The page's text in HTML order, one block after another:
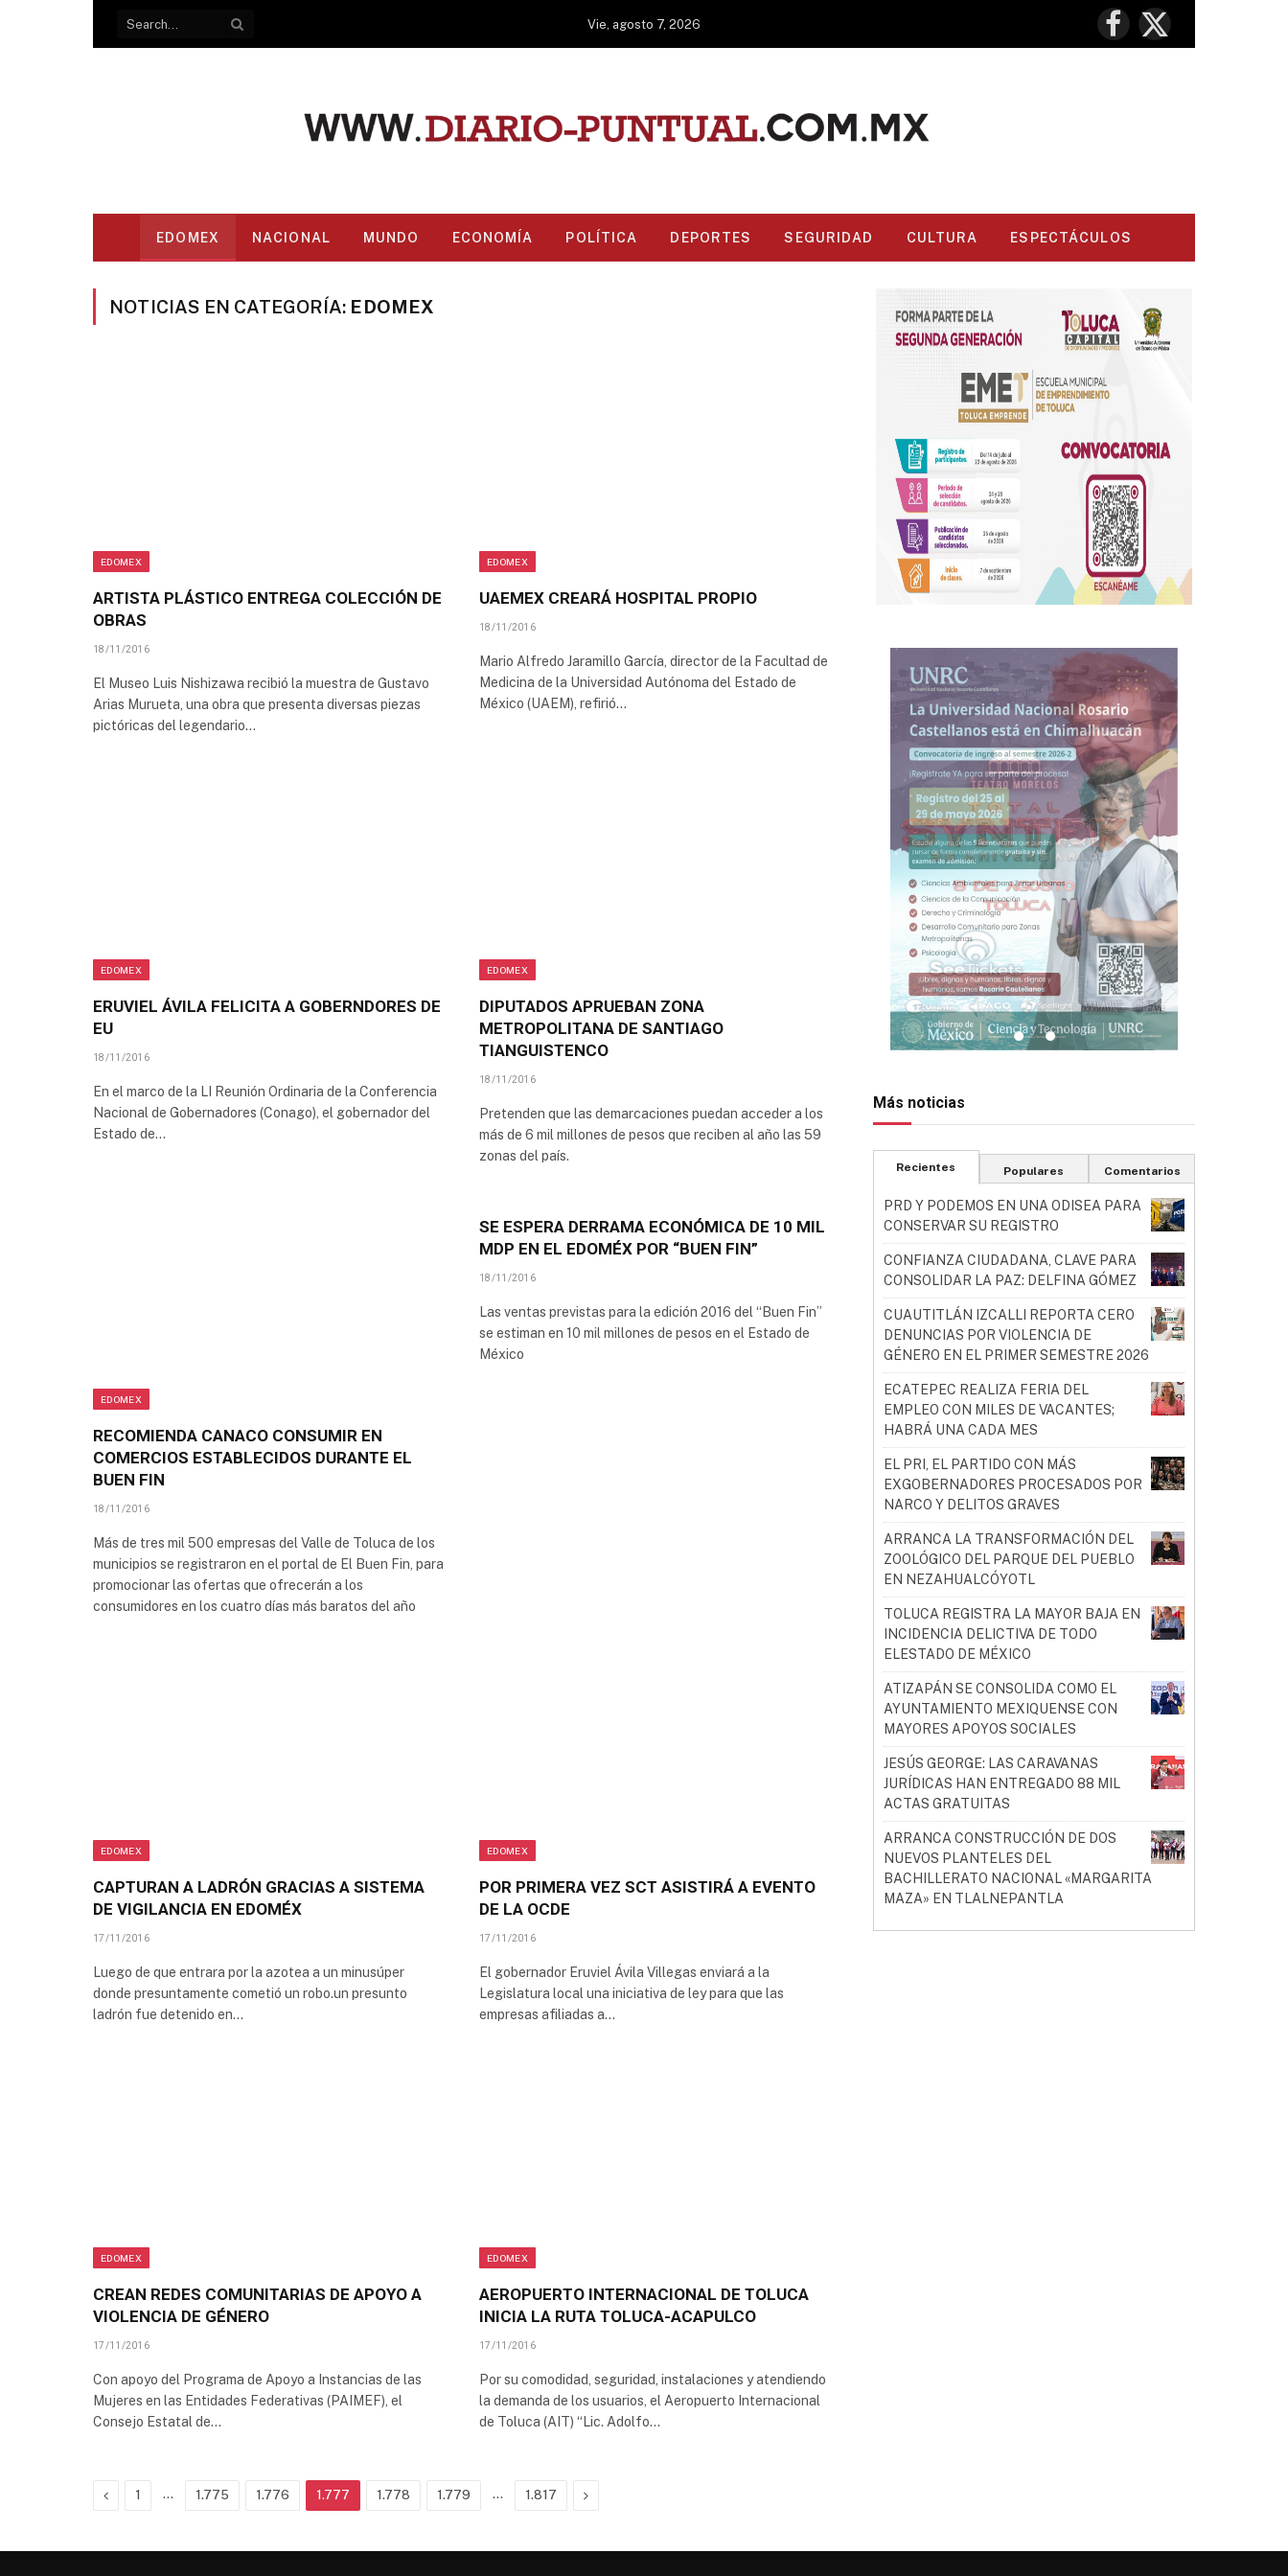
Vie, agosto 7, 2026
Facebook
X
(Twitter)
EDOMEX NACIONAL MUNDO ECONOMÍA POLÍTICA DEPORTES SEGURIDAD CULTURA ESPECTÁCULOS
NOTICIAS EN CATEGORÍA: EDOMEX
EDOMEX
ARTISTA PLÁSTICO ENTREGA COLECCIÓN DE
OBRAS
18/11/2016
El Museo Luis Nishizawa recibió la muestra de Gustavo
Arias Murueta, una obra que presenta diversas piezas
pictóricas del legendario…
EDOMEX
UAEMEX CREARÁ HOSPITAL PROPIO
18/11/2016
Mario Alfredo Jaramillo García, director de la Facultad de
Medicina de la Universidad Autónoma del Estado de
México (UAEM), refirió…
EDOMEX
ERUVIEL ÁVILA FELICITA A GOBERNDORES DE
EU
18/11/2016
En el marco de la LI Reunión Ordinaria de la Conferencia
Nacional de Gobernadores (Conago), el gobernador del
Estado de…
EDOMEX
DIPUTADOS APRUEBAN ZONA
METROPOLITANA DE SANTIAGO
TIANGUISTENCO
18/11/2016
Pretenden que las demarcaciones puedan acceder a los
más de 6 mil millones de pesos que reciben al año las 59
zonas del país.
EDOMEX
RECOMIENDA CANACO CONSUMIR EN
COMERCIOS ESTABLECIDOS DURANTE EL
BUEN FIN
18/11/2016
Más de tres mil 500 empresas del Valle de Toluca de los
municipios se registraron en el portal de El Buen Fin, para
promocionar las ofertas que ofrecerán a los
consumidores en los cuatro días más baratos del año
SE ESPERA DERRAMA ECONÓMICA DE 10 MIL
MDP EN EL EDOMÉX POR “BUEN FIN”
18/11/2016
Las ventas previstas para la edición 2016 del “Buen Fin”
se estiman en 10 mil millones de pesos en el Estado de
México
EDOMEX
CAPTURAN A LADRÓN GRACIAS A SISTEMA
DE VIGILANCIA EN EDOMÉX
17/11/2016
Luego de que entrara por la azotea a un minusúper
donde presuntamente cometió un robo.un presunto
ladrón fue detenido en…
EDOMEX
POR PRIMERA VEZ SCT ASISTIRÁ A EVENTO
DE LA OCDE
17/11/2016
El gobernador Eruviel Ávila Villegas enviará a la
Legislatura local una iniciativa de ley para que las
empresas afiliadas a…
EDOMEX
CREAN REDES COMUNITARIAS DE APOYO A
VIOLENCIA DE GÉNERO
17/11/2016
Con apoyo del Programa de Apoyo a Instancias de las
Mujeres en las Entidades Federativas (PAIMEF), el
Consejo Estatal de…
EDOMEX
AEROPUERTO INTERNACIONAL DE TOLUCA
INICIA LA RUTA TOLUCA-ACAPULCO
17/11/2016
Por su comodidad, seguridad, instalaciones y atendiendo
la demanda de los usuarios, el Aeropuerto Internacional
de Toluca (AIT) “Lic. Adolfo…
Previous
1 … 1.775 1.776 1.777 1.778 1.779 … 1.817 Next
Más noticias
Recientes Populares Comentarios
PRD Y PODEMOS EN UNA ODISEA PARA
CONSERVAR SU REGISTRO
CONFIANZA CIUDADANA, CLAVE PARA
CONSOLIDAR LA PAZ: DELFINA GÓMEZ
CUAUTITLÁN IZCALLI REPORTA CERO
DENUNCIAS POR VIOLENCIA DE
GÉNERO EN EL PRIMER SEMESTRE 2026
ECATEPEC REALIZA FERIA DEL
EMPLEO CON MILES DE VACANTES;
HABRÁ UNA CADA MES
EL PRI, EL PARTIDO CON MÁS
EXGOBERNADORES PROCESADOS POR
NARCO Y DELITOS GRAVES
ARRANCA LA TRANSFORMACIÓN DEL
ZOOLÓGICO DEL PARQUE DEL PUEBLO
EN NEZAHUALCÓYOTL
TOLUCA REGISTRA LA MAYOR BAJA EN
INCIDENCIA DELICTIVA DE TODO
ELESTADO DE MÉXICO
ATIZAPÁN SE CONSOLIDA COMO EL
AYUNTAMIENTO MEXIQUENSE CON
MAYORES APOYOS SOCIALES
JESÚS GEORGE: LAS CARAVANAS
JURÍDICAS HAN ENTREGADO 88 MIL
ACTAS GRATUITAS
ARRANCA CONSTRUCCIÓN DE DOS
NUEVOS PLANTELES DEL
BACHILLERATO NACIONAL «MARGARITA
MAZA» EN TLALNEPANTLA